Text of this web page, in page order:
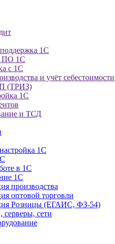
1С
ПО 1С
с 1С
и учёт себестоимости
(ТРИЗ)
1С
и ТСД
1С
в 1С
1С
производства
оптовой торговли
Розницы (ЕГАИС, ФЗ-54)
сети